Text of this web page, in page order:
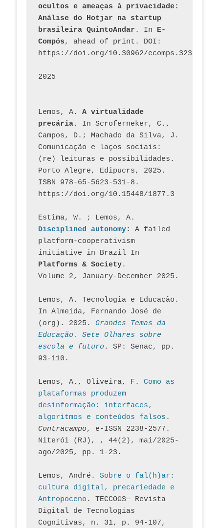
ocultos e ameaças à privacidade:
Análise do Hotjar na startup
brasileira QuintoAndar . In E-
Compós, ahead of print. DOI:
https://doi.org/10.30962/ecomps.3231
2025
Lemos, A. A virtualidade
precária. In Scroferneker, C.,
Campos, D.; Machado da Silva, J.
Comunicação e laços sociais:
(re) leituras e possibilidades.
Porto Alegre, Edipucrs, 2025.
ISBN 978-65-5623-531-8.
https://doi.org/10.15448/1877.3
Estima, W. ; Lemos, A.
Disciplined autonomy: A failed
platform-cooperativism
initiative in Brazil In
Platforms & Society.
Volume 2, January-December 2025.
Lemos, A. Tecnologia e Educação.
In Almeida, Fernando José de
(org). 2025. Grandes Temas da
Educação. Sete Olhares sobre
escola e futuro. SP: Senac, pp.
93-110.
Lemos, A., Oliveira, F. Como as
plataformas produzem
desinformação: interfaces,
algoritmos e conteúdos falsos
Contracampo, e-ISSN 2238-2577.
Niterói (RJ), , 44(2), mai/2025-
ago/2025, pp. 1-23.
Lemos, André. Sobre o fal(h)ar:
cultura digital, precariedade e
Antropoceno . TECCOGS— Revista
Digital de Tecnologias
Cognitivas, n. 31, p. 94-107,